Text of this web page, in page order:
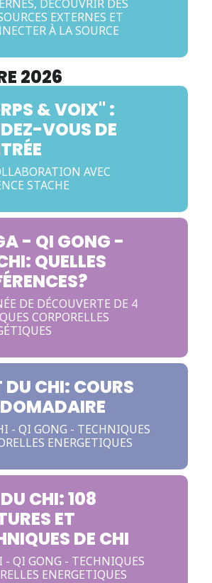
DÉCOUVRIR DES
EXTERNES ET
À LA SOURCE
2026
& VOIX" :
VOUS DE
AVEC
STACHE
- QI GONG -
QUELLES
DE DÉCOUVERTE DE 4
CORPORELLES
DU CHI: COURS
- QI GONG - TECHNIQUES
ENERGETIQUES
CHI: 108
ET
DE CHI
- QI GONG - TECHNIQUES
ENERGETIQUES